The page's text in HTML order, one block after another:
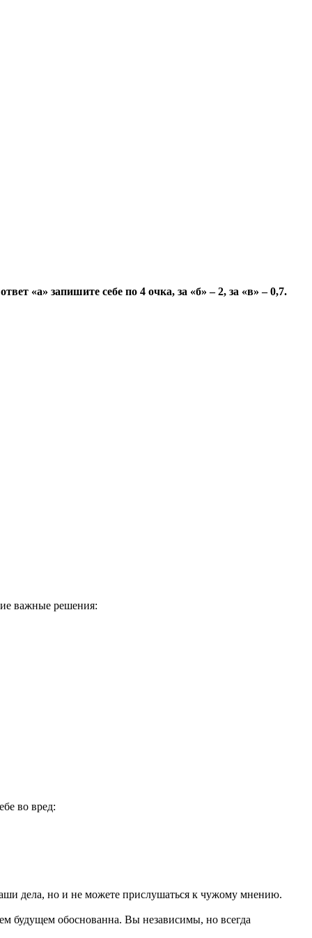
«а» запишите себе по 4 очка, за «б» – 2, за «в» – 0,7.
важные решения:
во вред:
дела, но и не можете прислушаться к чужому мнению.
будущем обоснованна. Вы независимы, но всегда